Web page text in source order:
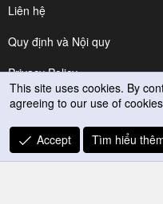
Liên hệ
Quy định và Nội quy
Privacy Policy
Trợ giúp
R
S
This site uses cookies. By
agreeing to our use of
Accept Tìm hiểu